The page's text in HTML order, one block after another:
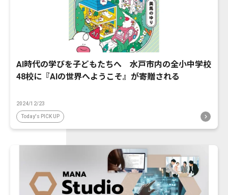
AI時代の学びを子どもたちへ 水戸市内の全小中学校
48校に『AIの世界へようこそ』が寄贈される
2024/12/23
Today's PICK UP